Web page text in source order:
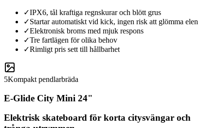
✓IPX6, tål kraftiga regnskurar och blött grus
✓Startar automatiskt vid kick, ingen risk att glömma elen
✓Elektronisk broms med mjuk respons
✓Tre fartlägen för olika behov
✓Rimligt pris sett till hållbarhet
5Kompakt pendlarbräda
E-Glide City Mini 24"
Elektrisk skateboard för korta citysvängar och